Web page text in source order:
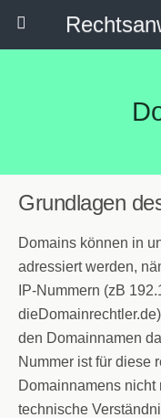
Grundlagen
Domains können in
adressiert werden,
IP-Nummern (zB
den Domainnamen
Nummer ist für diese
Domainnamens nicht
technische